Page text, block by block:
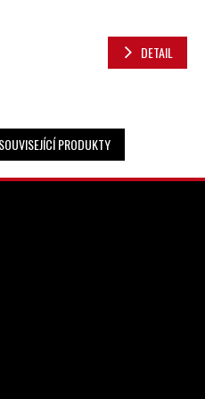
DETAIL
PRODUKTY